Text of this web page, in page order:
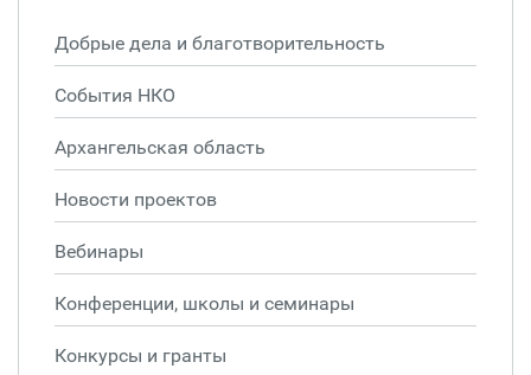
Добрые дела и благотворительность
События НКО
Архангельская область
Новости проектов
Вебинары
Конференции, школы и семинары
Конкурсы и гранты